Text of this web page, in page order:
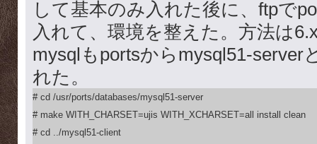
して基本のみ入れた後に、ftpで
入れて、環境を整えた。方法は
mysqlもportsからmysql51-server
れた。
# cd /usr/ports/databases/mysql51-server
# make WITH_CHARSET=ujis WITH_XCHARSET=all install clean
# cd ../mysql51-client